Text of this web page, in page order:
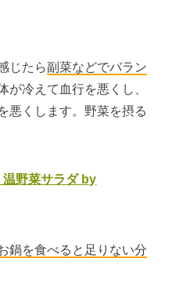
じたら副菜などでバラン
が冷えて血行を悪くし、
悪くします。野菜を摂る
温野菜サラダ by
鍋を食べると足りない分